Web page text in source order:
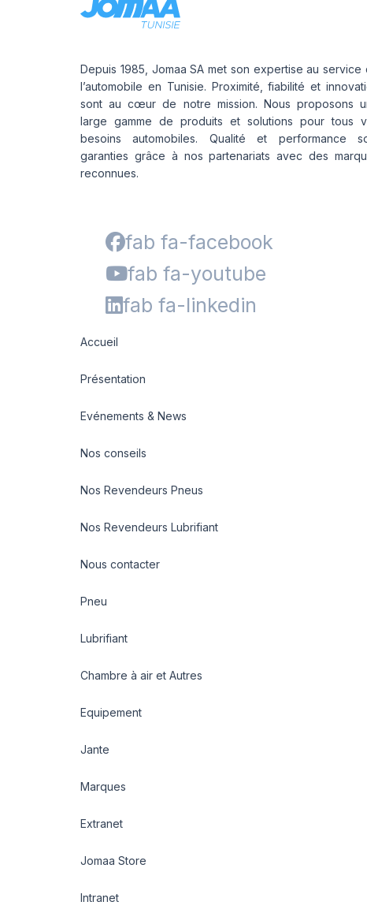
Depuis 1985, Jomaa SA met son expertise au service
l’automobile en Tunisie. Proximité, fiabilité et
sont au cœur de notre mission. Nous proposons
large gamme de produits et solutions pour tous
besoins automobiles. Qualité et performance
garanties grâce à nos partenariats avec des
reconnues.
fab fa-facebook
fab fa-youtube
fab fa-linkedin
Accueil
Présentation
Evénements & News
Nos conseils
Nos Revendeurs Pneus
Nos Revendeurs Lubrifiant
Nous contacter
Pneu
Lubrifiant
Chambre à air et Autres
Equipement
Jante
Marques
Extranet
Jomaa Store
Intranet